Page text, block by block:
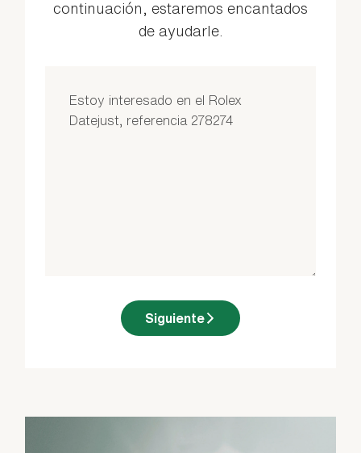
continuación, estaremos encantados
de ayudarle.
Siguiente